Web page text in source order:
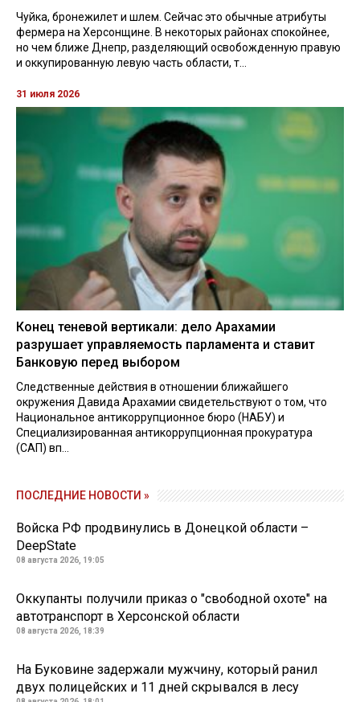
Чуйка, бронежилет и шлем. Сейчас это обычные атрибуты
фермера на Херсонщине. В некоторых районах спокойнее,
но чем ближе Днепр, разделяющий освобожденную правую
и оккупированную левую часть области, т...
31 июля 2026
Конец теневой вертикали: дело Арахамии
разрушает управляемость парламента и ставит
Банковую перед выбором
Следственные действия в отношении ближайшего
окружения Давида Арахамии свидетельствуют о том, что
Национальное антикоррупционное бюро (НАБУ) и
Специализированная антикоррупционная прокуратура
(САП) вп...
ПОСЛЕДНИЕ НОВОСТИ »
Войска РФ продвинулись в Донецкой области –
DeepState
08 августа 2026, 19:05
Оккупанты получили приказ о "свободной охоте" на
автотранспорт в Херсонской области
08 августа 2026, 18:39
На Буковине задержали мужчину, который ранил
двух полицейских и 11 дней скрывался в лесу